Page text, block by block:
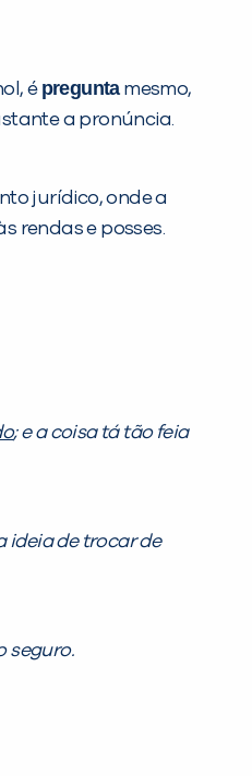
é preguntamesmo,
a pronúncia.
jurídico, onde a
rendas e posses.
; e a coisa tá tão feia
ideia de trocar de
seguro.